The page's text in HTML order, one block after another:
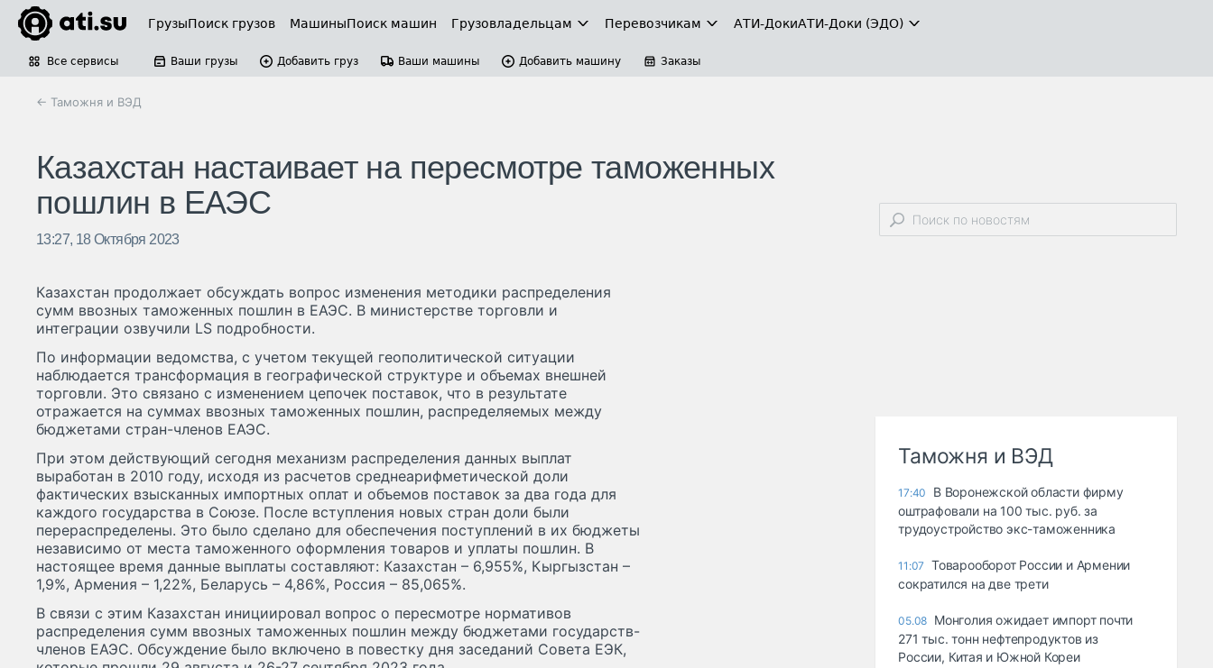
ГрузыПоиск грузов МашиныПоиск машин Грузовладельцам Перевозчикам АТИ-ДокиАТИ-Доки (ЭДО)
Все сервисы Ваши грузы Добавить груз Ваши машины Добавить машину Заказы
← Таможня и ВЭД
Казахстан настаивает на пересмотре таможенных
пошлин в ЕАЭС
13:27, 18 Октября 2023
Казахстан продолжает обсуждать вопрос изменения методики распределения
сумм ввозных таможенных пошлин в ЕАЭС. В министерстве торговли и
интеграции озвучили LS подробности.
По информации ведомства, с учетом текущей геополитической ситуации
наблюдается трансформация в географической структуре и объемах внешней
торговли. Это связано с изменением цепочек поставок, что в результате
отражается на суммах ввозных таможенных пошлин, распределяемых между
бюджетами стран-членов ЕАЭС.
При этом действующий сегодня механизм распределения данных выплат
выработан в 2010 году, исходя из расчетов среднеарифметической доли
фактических взысканных импортных оплат и объемов поставок за два года для
каждого государства в Союзе. После вступления новых стран доли были
перераспределены. Это было сделано для обеспечения поступлений в их бюджеты
независимо от места таможенного оформления товаров и уплаты пошлин. В
настоящее время данные выплаты составляют: Казахстан – 6,955%, Кыргызстан –
1,9%, Армения – 1,22%, Беларусь – 4,86%, Россия – 85,065%.
В связи с этим Казахстан инициировал вопрос о пересмотре нормативов
распределения сумм ввозных таможенных пошлин между бюджетами государств-
членов ЕАЭС. Обсуждение было включено в повестку дня заседаний Совета ЕЭК,
Таможня и ВЭД
17:40
В Воронежской области фирму
оштрафовали на 100 тыс. руб. за
трудоустройство экс-таможенника
11:07
Товарооборот России и Армении
сократился на две трети
05.08 Монголия ожидает импорт почти
271 тыс. тонн нефтепродуктов из
России, Китая и Южной Кореи